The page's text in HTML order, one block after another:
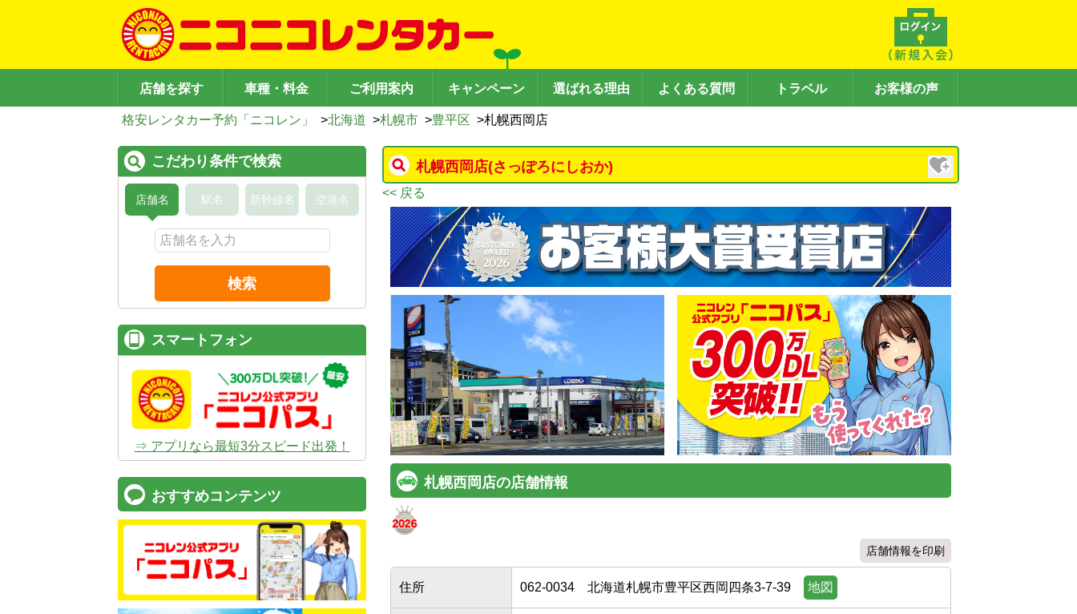
店舗を探す 車種・料金 ご利用案内 キャンペーン 選ばれる理由 よくある質問 トラベル お客様の声
格安レンタカー予約「ニコレン」 >北海道 >札幌市 >豊平区 >札幌西岡店
札幌西岡店(さっぽろにしおか)
<< 戻る
札幌西岡店の店舗情報
店舗情報を印刷
住所 062-0034 北海道札幌市豊平区西岡四条3-7-39 地図
こだわり条件で検索
店舗名 駅名 新幹線名 空港名
検索
スマートフォン
⇒ アプリなら最短3分スピード出発！
おすすめコンテンツ